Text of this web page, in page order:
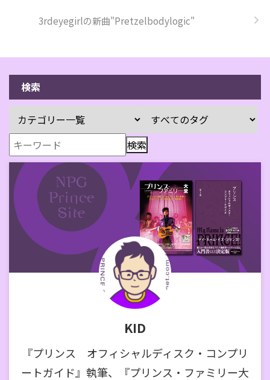
3rdeyegirlの新曲"Pretzelbodylogic"
検索
KID
『プリンス オフィシャルディスク・コンプリ
ートガイド』執筆、『プリンス・ファミリー大